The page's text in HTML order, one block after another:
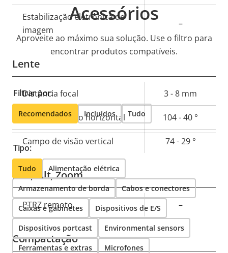
Estabilização eletrônica de
imagem
–
Lente
Descrição
da
propriedade
propriedade
Distância focal 3 - 8 mm
Campo de visão horizontal 104 - 40 °
Campo de visão vertical 74 - 29 °
Pan, Tilt, Zoom
Descrição
da
propriedade
Valor da
propriedade
PTRZ remoto –
Compactação
Acessórios
Aproveite ao máximo sua solução. Use o filtro para
encontrar produtos compatíveis.
Filtrar por:
Recomendados Incluídos Tudo
Tipo:
Tudo Alimentação elétrica
Armazenamento de borda Cabos e conectores
Caixas e gabinetes Dispositivos de E/S
Dispositivos portcast Environmental sensors
Ferramentas e extras Microfones